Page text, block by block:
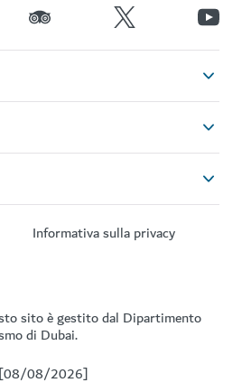
Informativa sulla privacy
sito è gestito dal Dipartimento
di Dubai.
[08/08/2026]